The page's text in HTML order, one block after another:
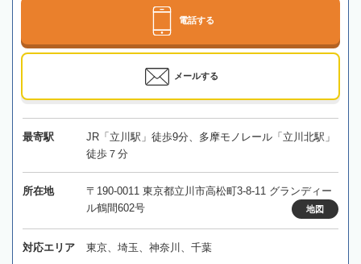
電話する
メールする
最寄駅
JR「立川駅」徒歩9分、多摩モノレール「立川北駅」
徒歩７分
所在地
〒190-0011 東京都立川市高松町3-8-11 グランディー
ル鶴間602号
地図
対応エリア 東京、埼玉、神奈川、千葉